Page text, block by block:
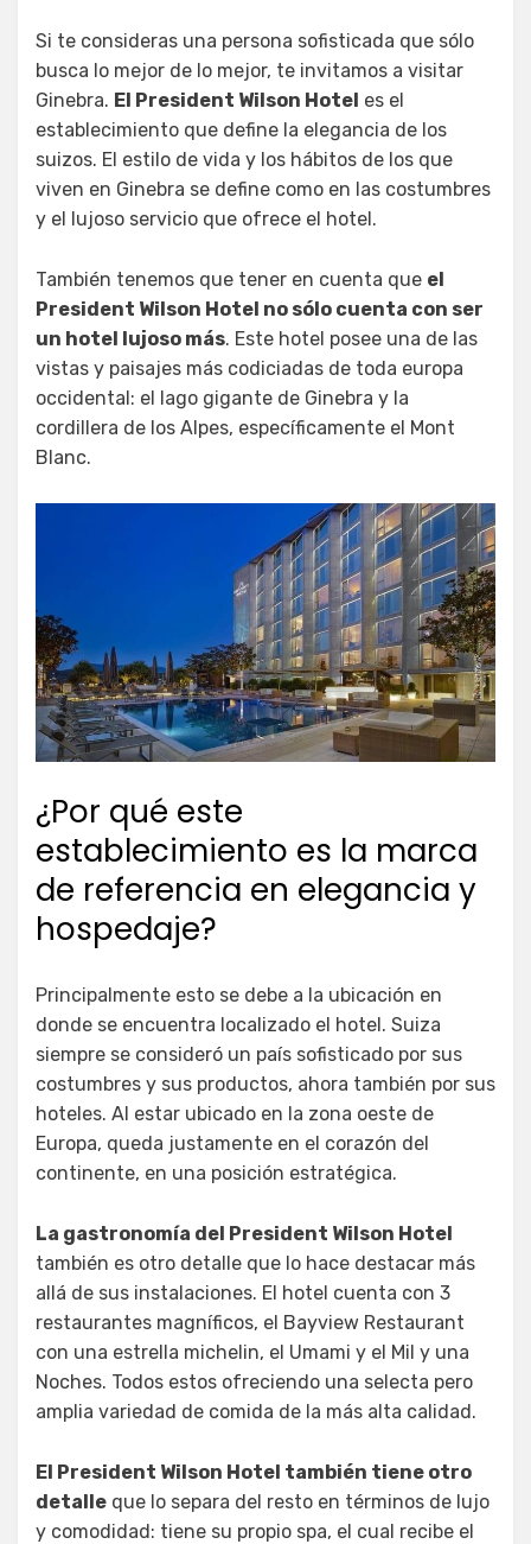
Si te consideras una persona sofisticada que sólo
busca lo mejor de lo mejor, te invitamos a visitar
Ginebra. El President Wilson Hotel es el
establecimiento que define la elegancia de los
suizos. El estilo de vida y los hábitos de los que
viven en Ginebra se define como en las costumbres
y el lujoso servicio que ofrece el hotel.
También tenemos que tener en cuenta que el
President Wilson Hotel no sólo cuenta con ser
un hotel lujoso más. Este hotel posee una de las
vistas y paisajes más codiciadas de toda europa
occidental: el lago gigante de Ginebra y la
cordillera de los Alpes, específicamente el Mont
Blanc.
¿Por qué este
establecimiento es la marca
de referencia en elegancia y
hospedaje?
Principalmente esto se debe a la ubicación en
donde se encuentra localizado el hotel. Suiza
siempre se consideró un país sofisticado por sus
costumbres y sus productos, ahora también por sus
hoteles. Al estar ubicado en la zona oeste de
Europa, queda justamente en el corazón del
continente, en una posición estratégica.
La gastronomía del President Wilson Hotel
también es otro detalle que lo hace destacar más
allá de sus instalaciones. El hotel cuenta con 3
restaurantes magníficos, el Bayview Restaurant
con una estrella michelin, el Umami y el Mil y una
Noches. Todos estos ofreciendo una selecta pero
amplia variedad de comida de la más alta calidad.
El President Wilson Hotel también tiene otro
detalle que lo separa del resto en términos de lujo
y comodidad: tiene su propio spa, el cual recibe el